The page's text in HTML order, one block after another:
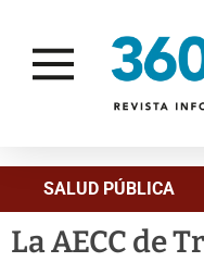
SALUD PÚBLICA
La AECC de